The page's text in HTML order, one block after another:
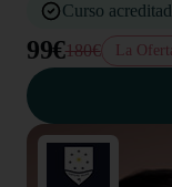
Curso
99€180€ La